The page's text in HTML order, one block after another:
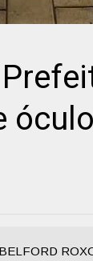
BELFORD